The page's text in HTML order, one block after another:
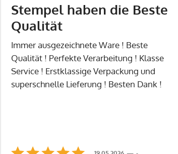
Stempel haben die Beste
Qualität
Immer ausgezeichnete Ware ! Beste
Qualität ! Perfekte Verarbeitung ! Klasse
Service ! Erstklassige Verpackung und
superschnelle Lieferung ! Besten Dank !